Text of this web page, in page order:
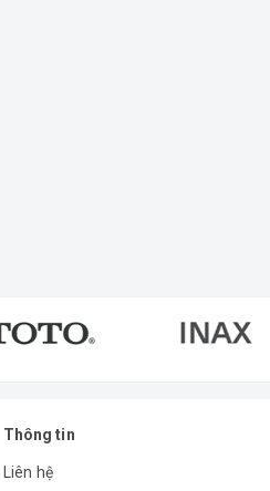
Thông tin
Liên hệ